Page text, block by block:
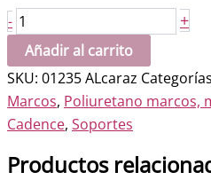
- Marco
resina
cantidad
+
Añadir al carrito
SKU: 01235 ALcaraz
Marcos, Poliuretano marcos,
Cadence, Soportes
Productos